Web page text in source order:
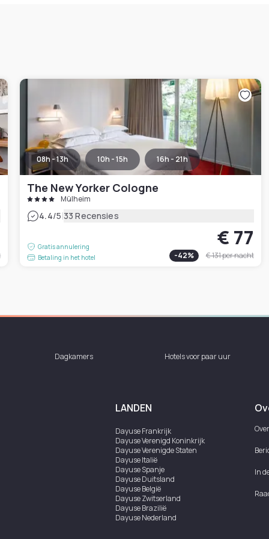
08h - 13h 10h - 15h 16h - 21h
The New Yorker Cologne
Mülheim
4.4/5|33 Recensies
Gratis annulering
Betaling in het hotel
€ 77
-42% € 131per nacht
Dagkamers Hotels voor paar uur
LANDEN
DayuseFrankrijk
DayuseVerenigd Koninkrijk
DayuseVerenigde Staten
DayuseItalië
DayuseSpanje
DayuseDuitsland
DayuseBelgië
DayuseZwitserland
DayuseBrazilië
DayuseNederland
In